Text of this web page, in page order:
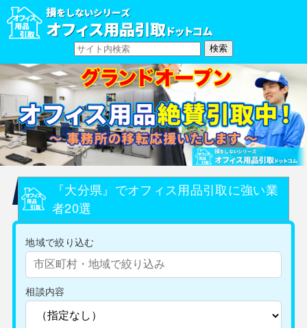
『大分県』でオフィス用品引取に強い業
者20選
地域で絞り込む
相談内容